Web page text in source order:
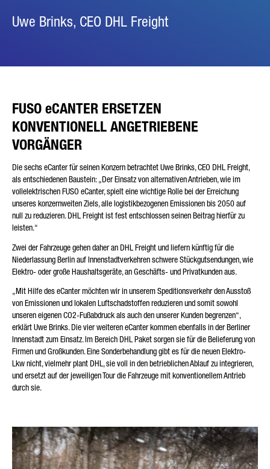
Uwe Brinks, CEO DHL Freight
FUSO eCANTER ERSETZEN
KONVENTIONELL ANGETRIEBENE
VORGÄNGER
Die sechs eCanter für seinen Konzern betrachtet Uwe Brinks, CEO DHL Freight,
als entschiedenen Baustein: „Der Einsatz von alternativen Antrieben, wie im
vollelektrischen FUSO eCanter, spielt eine wichtige Rolle bei der Erreichung
unseres konzernweiten Ziels, alle logistikbezogenen Emissionen bis 2050 auf
null zu reduzieren. DHL Freight ist fest entschlossen seinen Beitrag hierfür zu
leisten.“
Zwei der Fahrzeuge gehen daher an DHL Freight und liefern künftig für die
Niederlassung Berlin auf Innenstadtverkehren schwere Stückgutsendungen, wie
Elektro- oder große Haushaltsgeräte, an Geschäfts- und Privatkunden aus.
„Mit Hilfe des eCanter möchten wir in unserem Speditionsverkehr den Ausstoß
von Emissionen und lokalen Luftschadstoffen reduzieren und somit sowohl
unseren eigenen CO2-Fußabdruck als auch den unserer Kunden begrenzen“,
erklärt Uwe Brinks. Die vier weiteren eCanter kommen ebenfalls in der Berliner
Innenstadt zum Einsatz. Im Bereich DHL Paket sorgen sie für die Belieferung von
Firmen und Großkunden. Eine Sonderbehandlung gibt es für die neuen Elektro-
Lkw nicht, vielmehr plant DHL, sie voll in den betrieblichen Ablauf zu integrieren,
und ersetzt auf der jeweiligen Tour die Fahrzeuge mit konventionellem Antrieb
durch sie.